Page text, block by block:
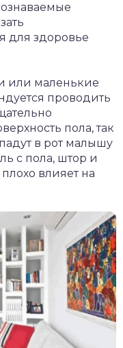
для здоровье
или маленькие
проводить
пола, так
в рот малышу
с пола, штор и
влияет на